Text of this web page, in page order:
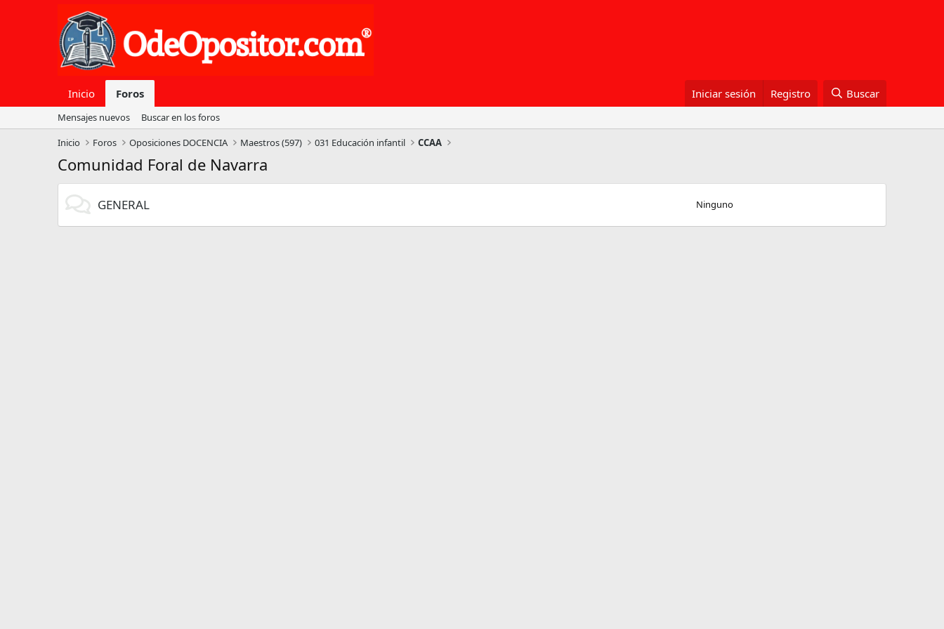
Inicio Foros Iniciar sesión Registro Buscar
Mensajes nuevos
Buscar en los foros
Inicio
Foros Oposiciones DOCENCIA Maestros (597) 031 Educación infantil CCAA
Comunidad Foral de Navarra
GENERAL Ninguno